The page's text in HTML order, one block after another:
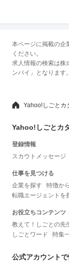
本ページに掲載の企
ください。
求人情報の検索は株
ンバイ」となります。
Yahoo!しごとカ
Yahoo!しごとカ
登録情報
スカウトメッセージ
仕事を見つける
企業を探す
特徴か
転職エージェントを
お役立ちコンテンツ
教えて！しごとの先
しごとワード
特集
公式アカウント